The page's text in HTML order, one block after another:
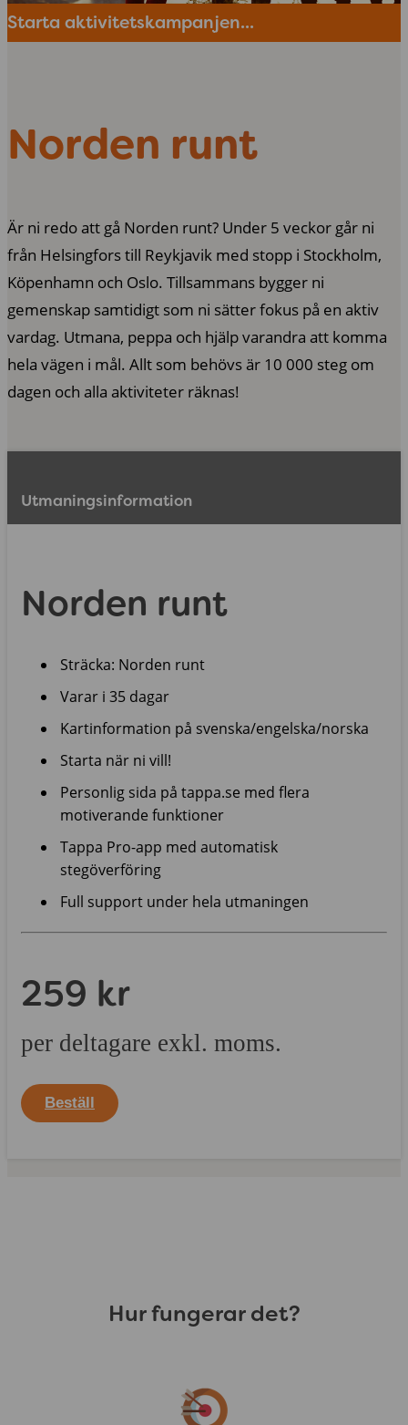
Starta aktivitetskampanjen...
Norden runt
Är ni redo att gå Norden runt? Under 5 veckor går ni
från Helsingfors till Reykjavik med stopp i Stockholm,
Köpenhamn och Oslo. Tillsammans bygger ni
gemenskap samtidigt som ni sätter fokus på en aktiv
vardag. Utmana, peppa och hjälp varandra att komma
hela vägen i mål. Allt som behövs är 10 000 steg om
dagen och alla aktiviteter räknas!
Utmaningsinformation
Norden runt
Sträcka: Norden runt
Varar i 35 dagar
Kartinformation på svenska/engelska/norska
Starta när ni vill!
Personlig sida på tappa.se med flera
motiverande funktioner
Tappa Pro-app med automatisk
stegöverföring
Full support under hela utmaningen
259 kr
per deltagare exkl. moms.
Beställ
Hur fungerar det?